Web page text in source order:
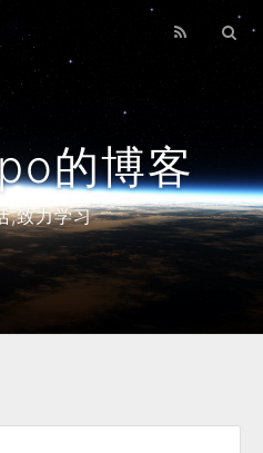
的博客
,致力学习